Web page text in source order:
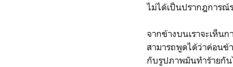
ไม่ได้เป็นปรากฎการณ์
จากข้างบนเราจะเห็น
สามารถพูดได้ว่าค่อนข้
กับรูปภาพมันทำร้ายกัน